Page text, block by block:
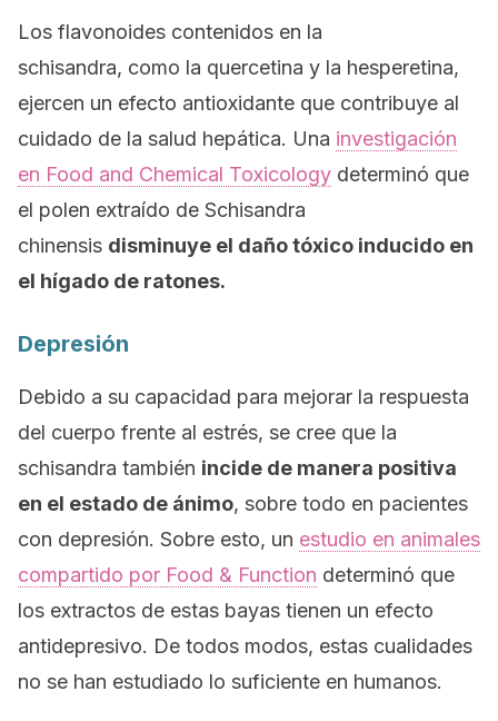
Los flavonoides contenidos en la
schisandra, como la quercetina y la hesperetina,
ejercen un efecto antioxidante que contribuye al
cuidado de la salud hepática. Una investigación
en Food and Chemical Toxicology determinó que
el polen extraído de Schisandra
chinensis disminuye el daño tóxico inducido en
el hígado de ratones.
Depresión
Debido a su capacidad para mejorar la respuesta
del cuerpo frente al estrés, se cree que la
schisandra también incide de manera positiva
en el estado de ánimo, sobre todo en pacientes
con depresión. Sobre esto, un estudio en animales
compartido por Food & Function determinó que
los extractos de estas bayas tienen un efecto
antidepresivo. De todos modos, estas cualidades
no se han estudiado lo suficiente en humanos.